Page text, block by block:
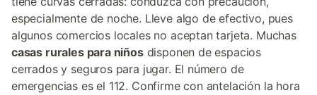
especialmente de noche. Lleve algo de efectivo, pues
algunos comercios locales no aceptan tarjeta. Muchas
casas rurales para niñosdisponen de espacios
cerrados y seguros para jugar. El número de
emergencias es el 112. Confirme con antelación la hora